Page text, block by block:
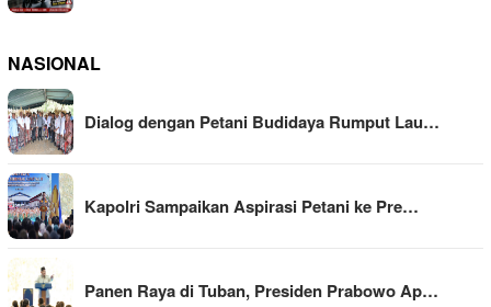
NASIONAL
Dialog dengan Petani Budidaya Rumput Lau…
Kapolri Sampaikan Aspirasi Petani ke Pre…
Panen Raya di Tuban, Presiden Prabowo Ap…